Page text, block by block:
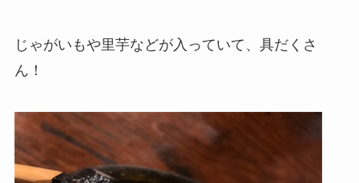
じゃがいもや里芋などが入っていて、具だくさ
ん！